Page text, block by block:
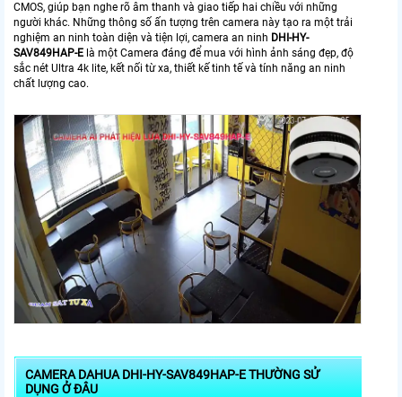
CMOS, giúp bạn nghe rõ âm thanh và giao tiếp hai chiều với những
người khác. Những thông số ấn tượng trên camera này tạo ra một trải
nghiệm an ninh toàn diện và tiện lợi, camera an ninh DHI-HY-
SAV849HAP-E là một Camera đáng để mua với hình ảnh sáng đẹp, độ
sắc nét Ultra 4k lite, kết nối từ xa, thiết kế tinh tế và tính năng an ninh
chất lượng cao.
CAMERA DAHUA DHI-HY-SAV849HAP-E THƯỜNG SỬ
DỤNG Ở ĐÂU